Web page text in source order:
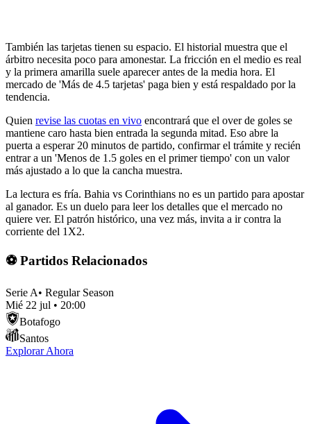
También las tarjetas tienen su espacio. El historial muestra que el
árbitro necesita poco para amonestar. La fricción en el medio es real
y la primera amarilla suele aparecer antes de la media hora. El
mercado de 'Más de 4.5 tarjetas' paga bien y está respaldado por la
tendencia.
Quien revise las cuotas en vivo encontrará que el over de goles se
mantiene caro hasta bien entrada la segunda mitad. Eso abre la
puerta a esperar 20 minutos de partido, confirmar el trámite y recién
entrar a un 'Menos de 1.5 goles en el primer tiempo' con un valor
más ajustado a lo que la cancha muestra.
La lectura es fría. Bahia vs Corinthians no es un partido para apostar
al ganador. Es un duelo para leer los detalles que el mercado no
quiere ver. El patrón histórico, una vez más, invita a ir contra la
corriente del 1X2.
⚽ Partidos Relacionados
Serie A• Regular Season
Mié 22 jul • 20:00
Botafogo
Santos
Explorar Ahora